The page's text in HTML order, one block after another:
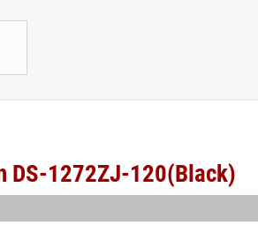
DS-1272ZJ-120(Black)